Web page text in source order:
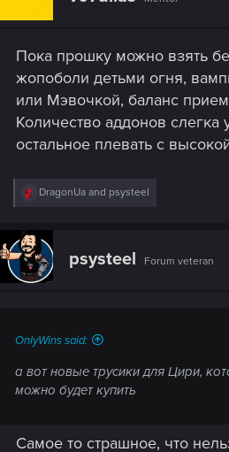
:
Пока прошку можно взять
жопоболи детьми огня,
или Мэвочкой, баланс
Количество аддонов слегка
остальное плевать с
R
c
t
i
o
DragonUa and psysteel
psysteel Forum veteran
OnlyWins said:
а вот новые трусики для Цири,
можно будет купить
Самое то страшное, что